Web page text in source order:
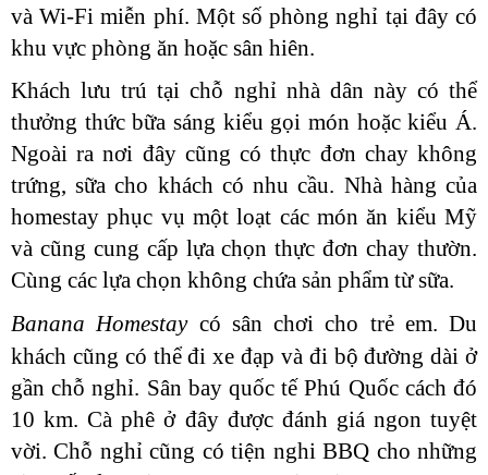
và Wi-Fi miễn phí. Một số phòng nghỉ tại đây có
khu vực phòng ăn hoặc sân hiên.
Khách lưu trú tại chỗ nghỉ nhà dân này có thể
thưởng thức bữa sáng kiểu gọi món hoặc kiểu Á.
Ngoài ra nơi đây cũng có thực đơn chay không
trứng, sữa cho khách có nhu cầu. Nhà hàng của
homestay phục vụ một loạt các món ăn kiểu Mỹ
và cũng cung cấp lựa chọn thực đơn chay thườn.
Cùng các lựa chọn không chứa sản phẩm từ sữa.
Banana Homestaycó sân chơi cho trẻ em. Du
khách cũng có thể đi xe đạp và đi bộ đường dài ở
gần chỗ nghỉ. Sân bay quốc tế Phú Quốc cách đó
10 km. Cà phê ở đây được đánh giá ngon tuyệt
vời. Chỗ nghỉ cũng có tiện nghi BBQ cho những